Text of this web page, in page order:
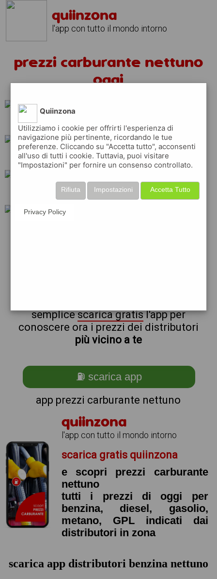
quiinzona
l'app con tutto il mondo intorno
prezzi carburante nettuno
oggi
erg
tamoil shell
eni ip
semplicescarica gratisl'app per
conoscere ora i prezzi dei distributori
più vicino a te
⛽ scarica app
app prezzi carburante nettuno
quiinzona
l'app con tutto il mondo intorno
scarica gratis quiinzona
e scopri prezzi carburante
nettuno
tutti i prezzi di oggi per
benzina, diesel, gasolio,
metano, GPL indicati dai
distributori in zona
scarica app distributori benzina nettuno
Quiinzona
Utilizziamo i cookie per offrirti l'esperienza di
navigazione più pertinente, ricordando le tue
preferenze. Cliccando su "Accetta tutto", acconsenti
all'uso di tutti i cookie. Tuttavia, puoi visitare
"Impostazioni" per fornire un consenso controllato.
Accetta Tutto
Impostazioni
Rifiuta
Privacy Policy